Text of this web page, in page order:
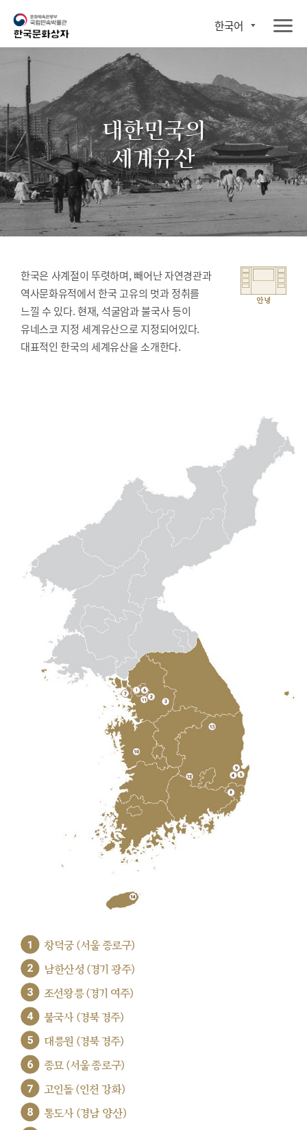
한국어
대한민국의
세계유산
한국은 사계절이 뚜렷하며, 빼어난 자연경관과
역사문화유적에서 한국 고유의 멋과 정취를
느낄 수 있다. 현재, 석굴암과 불국사 등이
유네스코 지정 세계유산으로 지정되어있다.
대표적인 한국의 세계유산을 소개한다.
안녕
1 창덕궁 (서울 종로구)
2 남한산성 (경기 광주)
3 조선왕릉 (경기 여주)
4 불국사 (경북 경주)
5 대릉원 (경북 경주)
6 종묘 (서울 종로구)
7 고인돌 (인천 강화)
8 통도사 (경남 양산)